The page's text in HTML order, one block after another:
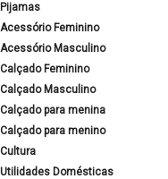
Pijamas
Acessório Feminino
Acessório Masculino
Calçado Feminino
Calçado Masculino
Calçado para menina
Calçado para menino
Cultura
Utilidades Domésticas